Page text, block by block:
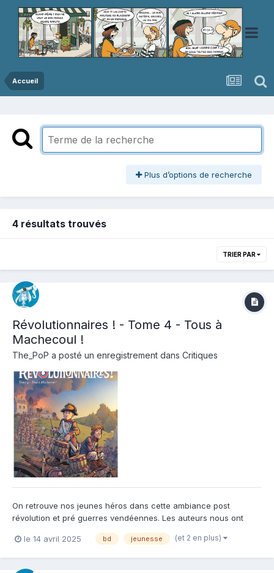
Accueil
Plus d’options de recherche
4 résultats trouvés
TRIER PAR
Révolutionnaires ! - Tome 4 - Tous à
Machecoul !
The_PoP a posté un enregistrement dans Critiques
On retrouve nos jeunes héros dans cette ambiance post
révolution et pré guerres vendéennes. Les auteurs nous ont
habilement leur intrigue et le contexte historique. Nos
redécouvre avec j...
le 14 avril 2025 bd jeunesse (et 2 en plus)